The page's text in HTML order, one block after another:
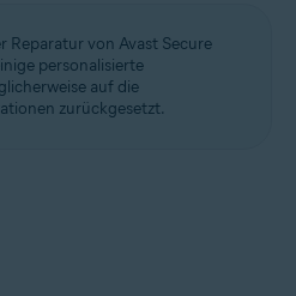
Reparatur von Avast Secure
personalisierte
auf die
zurückgesetzt.